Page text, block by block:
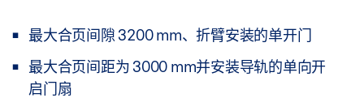
最大合页间隙 3200 mm、折臂安装的单开门
最大合页间距为 3000 mm并安装导轨的单向开
启门扇